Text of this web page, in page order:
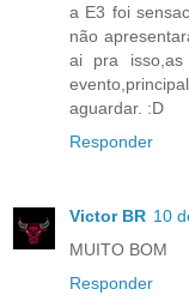
a E3 foi
não
ai pra isso,as
aguardar. :D
Responder
Victor BR 10
MUITO BOM
Responder